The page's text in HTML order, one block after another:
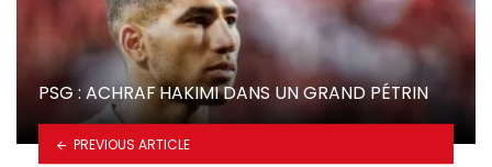
PSG : ACHRAF HAKIMI DANS UN GRAND PÉTRIN
PREVIOUS ARTICLE